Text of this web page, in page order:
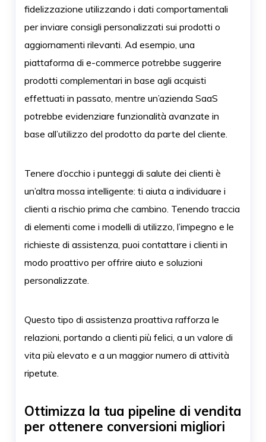
fidelizzazione utilizzando i dati comportamentali
per inviare consigli personalizzati sui prodotti o
aggiornamenti rilevanti. Ad esempio, una
piattaforma di e-commerce potrebbe suggerire
prodotti complementari in base agli acquisti
effettuati in passato, mentre un’azienda SaaS
potrebbe evidenziare funzionalità avanzate in
base all’utilizzo del prodotto da parte del cliente.
Tenere d’occhio i punteggi di salute dei clienti è
un’altra mossa intelligente: ti aiuta a individuare i
clienti a rischio prima che cambino. Tenendo traccia
di elementi come i modelli di utilizzo, l’impegno e le
richieste di assistenza, puoi contattare i clienti in
modo proattivo per offrire aiuto e soluzioni
personalizzate.
Questo tipo di assistenza proattiva rafforza le
relazioni, portando a clienti più felici, a un valore di
vita più elevato e a un maggior numero di attività
ripetute.
Ottimizza la tua pipeline di vendita
per ottenere conversioni migliori